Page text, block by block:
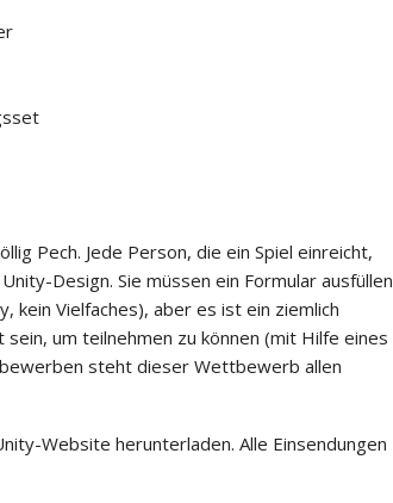
Pech. Jede Person, die ein Spiel einreicht,
Design. Sie müssen ein Formular ausfüllen
kein Vielfaches), aber es ist ein ziemlich
um teilnehmen zu können (mit Hilfe eines
steht dieser Wettbewerb allen
Website herunterladen. Alle Einsendungen